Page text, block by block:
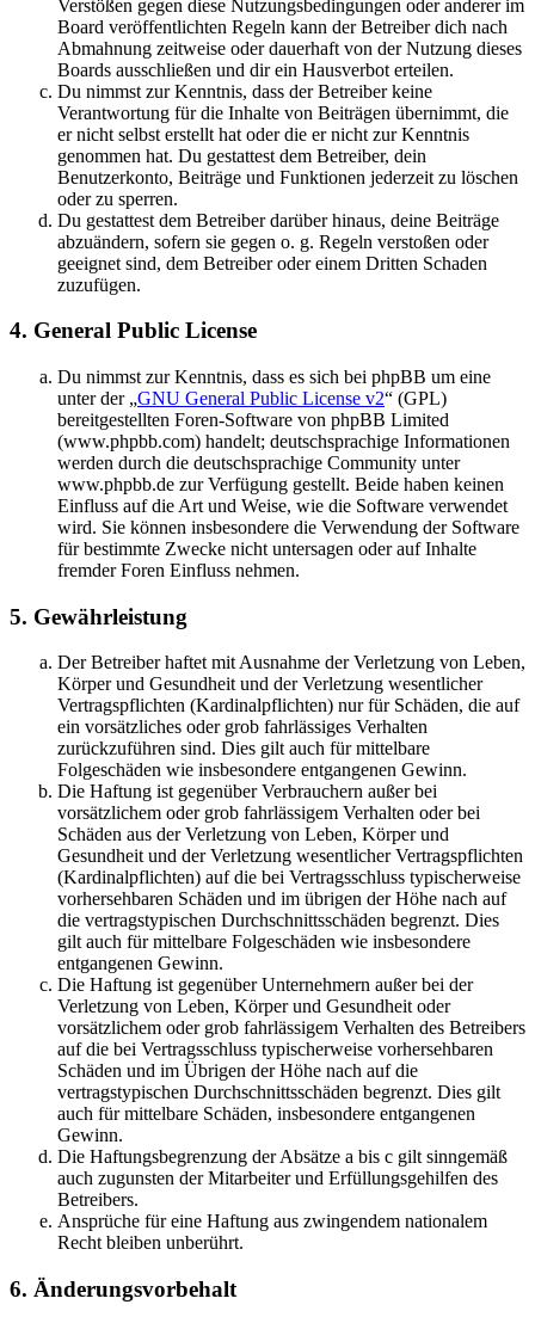
Verstößen gegen diese Nutzungsbedingungen oder anderer im
Board veröffentlichten Regeln kann der Betreiber dich nach
Abmahnung zeitweise oder dauerhaft von der Nutzung dieses
Boards ausschließen und dir ein Hausverbot erteilen.
Du nimmst zur Kenntnis, dass der Betreiber keine
Verantwortung für die Inhalte von Beiträgen übernimmt, die
er nicht selbst erstellt hat oder die er nicht zur Kenntnis
genommen hat. Du gestattest dem Betreiber, dein
Benutzerkonto, Beiträge und Funktionen jederzeit zu löschen
oder zu sperren.
Du gestattest dem Betreiber darüber hinaus, deine Beiträge
abzuändern, sofern sie gegen o. g. Regeln verstoßen oder
geeignet sind, dem Betreiber oder einem Dritten Schaden
zuzufügen.
4. General Public License
Du nimmst zur Kenntnis, dass es sich bei phpBB um eine
unter der „GNU General Public License v2“ (GPL)
bereitgestellten Foren-Software von phpBB Limited
(www.phpbb.com) handelt; deutschsprachige Informationen
werden durch die deutschsprachige Community unter
www.phpbb.de zur Verfügung gestellt. Beide haben keinen
Einfluss auf die Art und Weise, wie die Software verwendet
wird. Sie können insbesondere die Verwendung der Software
für bestimmte Zwecke nicht untersagen oder auf Inhalte
fremder Foren Einfluss nehmen.
5. Gewährleistung
Der Betreiber haftet mit Ausnahme der Verletzung von Leben,
Körper und Gesundheit und der Verletzung wesentlicher
Vertragspflichten (Kardinalpflichten) nur für Schäden, die auf
ein vorsätzliches oder grob fahrlässiges Verhalten
zurückzuführen sind. Dies gilt auch für mittelbare
Folgeschäden wie insbesondere entgangenen Gewinn.
Die Haftung ist gegenüber Verbrauchern außer bei
vorsätzlichem oder grob fahrlässigem Verhalten oder bei
Schäden aus der Verletzung von Leben, Körper und
Gesundheit und der Verletzung wesentlicher Vertragspflichten
(Kardinalpflichten) auf die bei Vertragsschluss typischerweise
vorhersehbaren Schäden und im übrigen der Höhe nach auf
die vertragstypischen Durchschnittsschäden begrenzt. Dies
gilt auch für mittelbare Folgeschäden wie insbesondere
entgangenen Gewinn.
Die Haftung ist gegenüber Unternehmern außer bei der
Verletzung von Leben, Körper und Gesundheit oder
vorsätzlichem oder grob fahrlässigem Verhalten des Betreibers
auf die bei Vertragsschluss typischerweise vorhersehbaren
Schäden und im Übrigen der Höhe nach auf die
vertragstypischen Durchschnittsschäden begrenzt. Dies gilt
auch für mittelbare Schäden, insbesondere entgangenen
Gewinn.
Die Haftungsbegrenzung der Absätze a bis c gilt sinngemäß
auch zugunsten der Mitarbeiter und Erfüllungsgehilfen des
Betreibers.
Ansprüche für eine Haftung aus zwingendem nationalem
Recht bleiben unberührt.
6. Änderungsvorbehalt